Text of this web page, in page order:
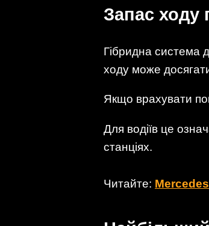
Запас ходу
Гібридна система
ходу може
Якщо врахувати
Для водіїв це
станціях.
Читайте: